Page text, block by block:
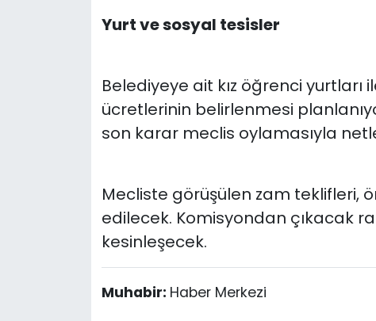
Yurt ve sosyal tesisler
Belediyeye ait kız öğrenci
ücretlerinin belirlenmesi
son karar meclis oylamasıyla
Mecliste görüşülen zam teklifleri,
edilecek. Komisyondan çıkacak
kesinleşecek.
Muhabir: Haber Merkezi